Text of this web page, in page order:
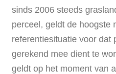
sinds 2006 steeds
perceel, geldt de hoogste
referentiesituatie voor dat
gerekend mee dient te
geldt op het moment van